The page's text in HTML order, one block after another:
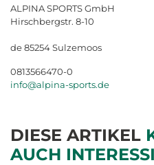
ALPINA SPORTS GmbH
Hirschbergstr. 8-10
de 85254 Sulzemoos
0813566470-0
info@alpina-sports.de
DIESE ARTIKEL
AUCH